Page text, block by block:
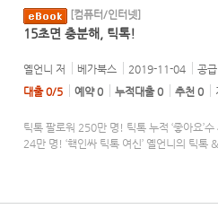
[컴퓨터/인터넷]
15초면 충분해, 틱톡!
옐언니 저 베가북스 2019-11-04
공
대출 0/5
예약 0 누적대출 0 추천 0
틱톡 팔로워 250만 명! 틱톡 누적 ‘좋아요’
24만 명! ‘핵인싸 틱톡 여신’ 옐언니의 틱톡